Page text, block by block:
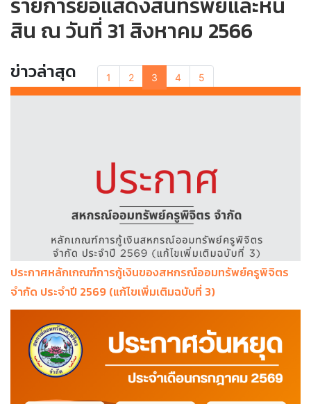
สิน ณ วันที่ 31 สิงหาคม 2566
1 2 3 4 5
ข่าวล่าสุด
ประกาศหลักเกณฑ์การกู้เงินของสหกรณ์ออมทรัพย์ครูพิจิตร
จำกัด ประจำปี 2569 (แก้ไขเพิ่มเติมฉบับที่ 3)